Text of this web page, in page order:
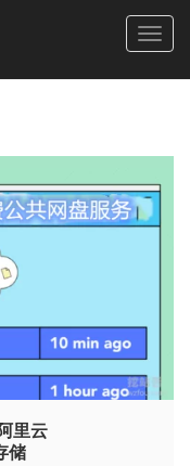
里云
储